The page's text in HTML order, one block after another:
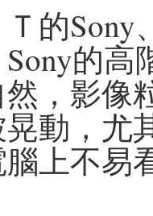
的
的
，影像
動，尤
上不易